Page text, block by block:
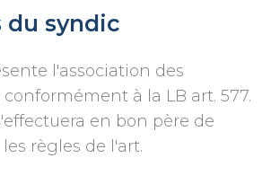
du syndic
l'association des
à la LB art. 577.
en bon père de
règles de l'art.